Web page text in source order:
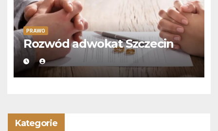
PRAWO
Rozwód adwokat Szczecin
Kategorie